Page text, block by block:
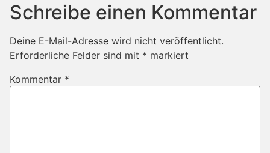
Schreibe einen Kommentar
Deine E-Mail-Adresse wird nicht veröffentlicht.
Erforderliche Felder sind mit * markiert
Kommentar *